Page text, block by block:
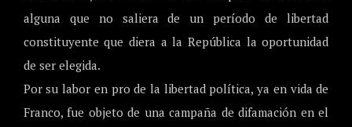
alguna que no saliera de un período de libertad
constituyente que diera a la República la oportunidad
de ser elegida.
Por su labor en pro de la libertad política, ya en vida de
Franco, fue objeto de una campaña de difamación en el